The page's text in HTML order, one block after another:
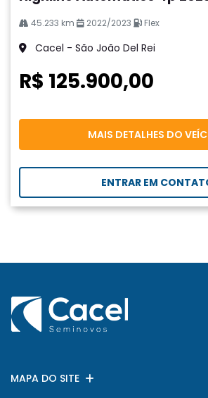
45.233 km 2022/2023 Flex
Cacel - São João Del Rei
R$ 125.900,00
MAIS DETALHES DO
ENTRAR EM
MAPA DO SITE